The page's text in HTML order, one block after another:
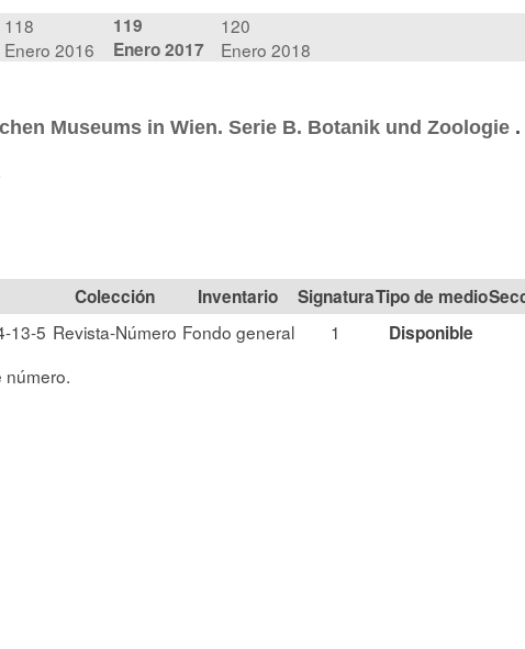
118
Enero 2016
119
Enero 2017
120
Enero 2018
Museums in Wien. Serie B. Botanik und Zoologie .
Colección SignaturaTipo de medio
13-5 Revista-Número Fondo general 1 Disponible
número.